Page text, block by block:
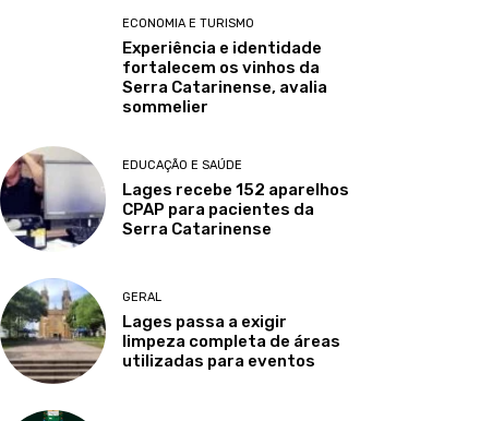
ECONOMIA E TURISMO
Experiência e identidade
fortalecem os vinhos da
Serra Catarinense, avalia
sommelier
EDUCAÇÃO E SAÚDE
Lages recebe 152 aparelhos
CPAP para pacientes da
Serra Catarinense
GERAL
Lages passa a exigir
limpeza completa de áreas
utilizadas para eventos